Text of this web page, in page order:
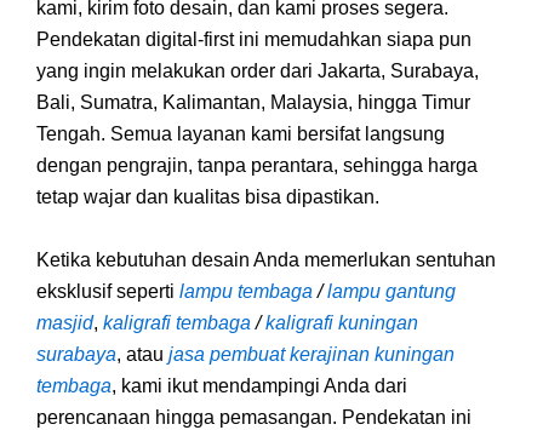
kami, kirim foto desain, dan kami proses segera.
Pendekatan digital-first ini memudahkan siapa pun
yang ingin melakukan order dari Jakarta, Surabaya,
Bali, Sumatra, Kalimantan, Malaysia, hingga Timur
Tengah. Semua layanan kami bersifat langsung
dengan pengrajin, tanpa perantara, sehingga harga
tetap wajar dan kualitas bisa dipastikan.
Ketika kebutuhan desain Anda memerlukan sentuhan
eksklusif seperti lampu tembaga /lampu gantung
masjid, kaligrafi tembaga /kaligrafi kuningan
surabaya, atau jasa pembuat kerajinan kuningan
tembaga, kami ikut mendampingi Anda dari
perencanaan hingga pemasangan. Pendekatan ini